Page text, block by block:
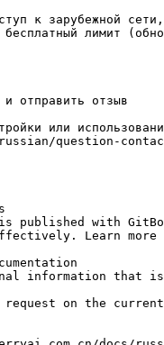
к зарубежной
лимит
отправить отзыв
или
question-
published with
Learn more
information that is
request on the